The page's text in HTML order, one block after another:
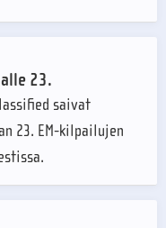
23.
saivat
23. EM-kilpailujen